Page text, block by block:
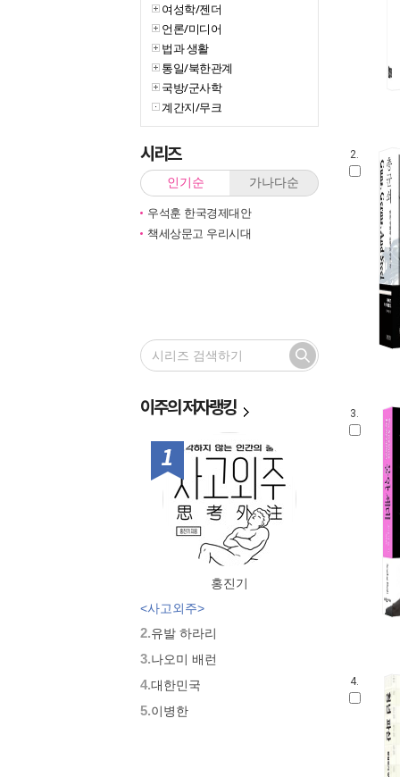
여성학/젠더
언론/미디어
법과 생활
통일/북한관계
국방/군사학
계간지/무크
시리즈
인기순 가나다순
우석훈 한국경제대안
책세상문고 우리시대
이주의저자랭킹
1위
홍진기
<사고외주>
2.유발 하라리
3.나오미 배런
4.대한민국
5.이병한
2.
3.
4.